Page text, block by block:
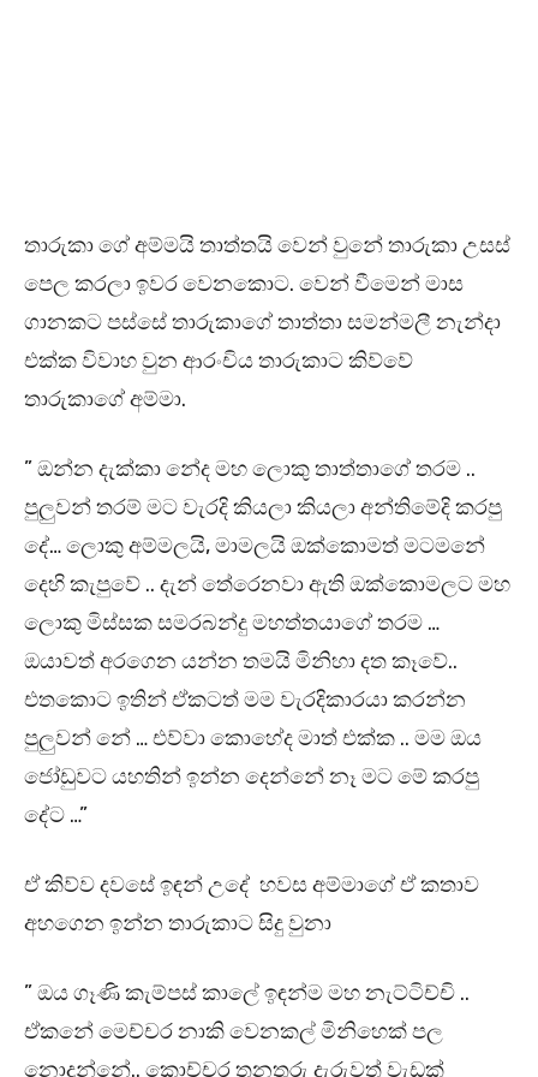
තාරුකා ගේ අම්මයි තාත්තයි වෙන් වුනේ තාරුකා උසස්
පෙල කරලා ඉවර වෙනකොට. වෙන් වීමෙන් මාස
ගානකට පස්සේ තාරුකාගේ තාත්තා සමන්මලී නැන්දා
එක්ක විවාහ වුන ආරංචිය තාරුකාට කිව්වේ
තාරුකාගේ අම්මා.
” ඔන්න දැක්කා නේද මහ ලොකු තාත්තාගේ තරම ..
පුලුවන් තරම් මට වැරදි කියලා කියලා අන්තිමේදි කරපු
දේ… ලොකු අම්මලයි, මාමලයි ඔක්කොමත් මටමනේ
දෙහි කැපුවේ .. දැන් තේරෙනවා ඇති ඔක්කොමලට මහ
ලොකු මිස්සක සමරබන්දු මහත්තයාගේ තරම …
ඔයාවත් අරගෙන යන්න තමයි මිනිහා දත කෑවේ..
එතකොට ඉතින් ඒකටත් මම වැරදිකාරයා කරන්න
පුලුවන් නේ … එව්වා කොහේද මාත් එක්ක .. මම ඔය
ජෝඩුවට යහතින් ඉන්න දෙන්නේ නෑ මට මේ කරපු
දේට …”
ඒ කිව්ව දවසේ ඉඳන් උදේ හවස අම්මාගේ ඒ කතාව
අහගෙන ඉන්න තාරුකාට සිදු වුනා
” ඔය ගෑණි කැම්පස් කාලේ ඉඳන්ම මහ නැට්ටිච්චි ..
ඒකනේ මෙච්චර නාකි වෙනකල් මිනිහෙක් පල
නොදුන්නේ.. කොච්චර තනතුරු දැරුවත් වැඩක්